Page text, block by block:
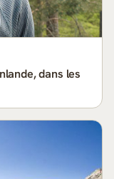
dans les